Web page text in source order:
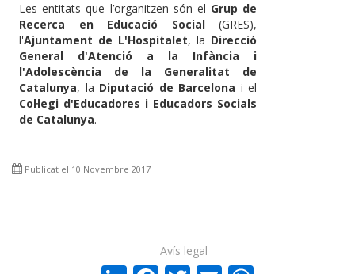
Les entitats que l’organitzen són el Grup de
Recerca en Educació Social(GRES),
l'Ajuntament de L'Hospitalet, la Direcció
General d'Atenció a la Infància i
l'Adolescència de la Generalitat de
Catalunya, la Diputació de Barcelona i el
Col·legi d'Educadores i Educadors Socials
de Catalunya.
Publicat el 10 Novembre 2017
Avís legal